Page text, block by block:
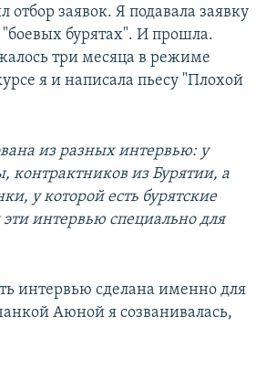
отбор заявок. Я подавала заявку
бурятах". И прошла.
три месяца в режиме
я и написала пьесу "Плохой
из разных интервью: у
контрактников из Бурятии, а
у которой есть бурятские
интервью специально для
интервью сделана именно для
Аюной я созванивалась,